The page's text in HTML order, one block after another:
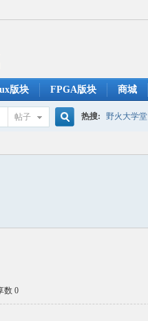
版块 FPGA版块 商城
帖子 热搜: 野火大学堂
数 0